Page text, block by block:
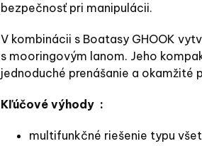
bezpečnosť pri manipulácii.
V kombinácii s Boatasy GHOOK
s mooringovým lanom. Jeho
jednoduché prenášanie a okamžité
Kľúčové výhody :
multifunkčné riešenie typu